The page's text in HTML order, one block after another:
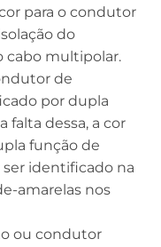
para o condutor
do
cabo multipolar.
de
por dupla
falta dessa, a cor
função de
ser identificado na
amarelas nos
ou condutor